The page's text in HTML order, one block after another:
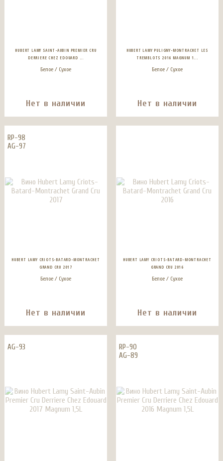
HUBERT LAMY SAINT-AUBIN PREMIER CRU
DERRIERE CHEZ EDOUARD ...
Белое / Сухое
Нет в наличии
HUBERT LAMY PULIGNY-MONTRACHET LES
TREMBLOTS 2016 MAGNUM 1...
Белое / Сухое
Нет в наличии
HUBERT LAMY CRIOTS-BATARD-MONTRACHET
GRAND CRU 2017
Белое / Сухое
Нет в наличии
RP-98
AG-97
HUBERT LAMY CRIOTS-BATARD-MONTRACHET
GRAND CRU 2016
Белое / Сухое
Нет в наличии
AG-93
RP-90
AG-89